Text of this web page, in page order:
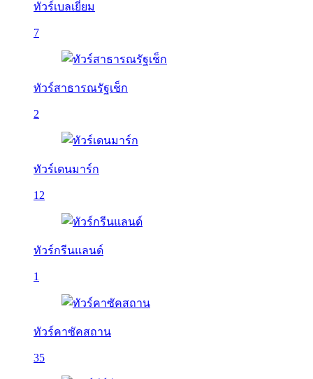
ทัวร์เบลเยี่ยม
7
ทัวร์สาธารณรัฐเช็ก
2
ทัวร์เดนมาร์ก
12
ทัวร์กรีนแลนด์
1
ทัวร์คาซัคสถาน
35